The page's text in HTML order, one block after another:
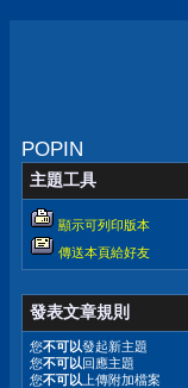
POPIN
主題工具
顯示可列印版本
傳送本頁給好友
發表文章規則
您不可以發起新主題
您不可以回應主題
您不可以 上傳附加檔案